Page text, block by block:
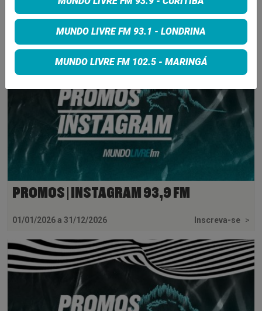
INSCREVA-SE
PROMOS | INSTAGRAM 93,9 FM
01/01/2026 a 31/12/2026 Inscreva-se >
MUNDO LIVRE FM 93.1 - LONDRINA
MUNDO LIVRE FM 102.5 - MARINGÁ